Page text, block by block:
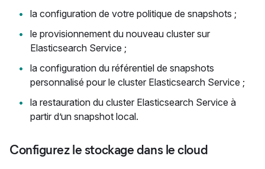
la configuration de votre politique de snapshots ;
le provisionnement du nouveau cluster sur
Elasticsearch Service ;
la configuration du référentiel de snapshots
personnalisé pour le cluster Elasticsearch Service ;
la restauration du cluster Elasticsearch Service à
partir d’un snapshot local.
Configurez le stockage dans le cloud